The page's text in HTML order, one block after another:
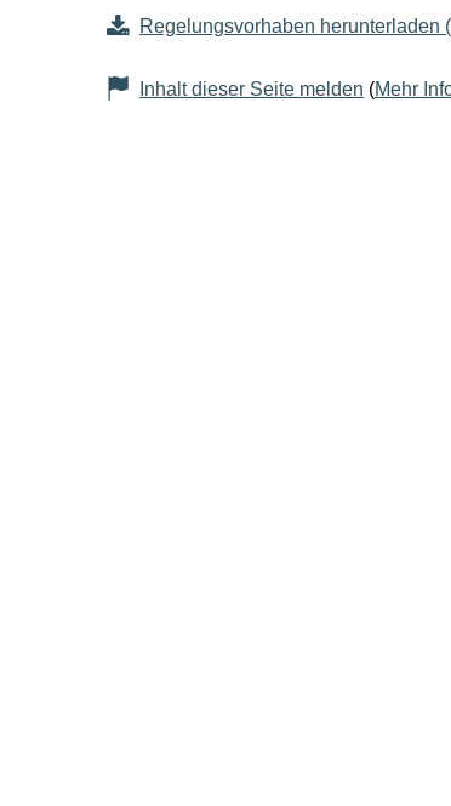
Regelungsvorhaben herunterladen
Inhalt dieser Seite melden (Mehr